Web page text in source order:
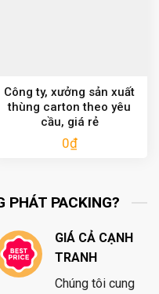
Công ty, xưởng sản xuất
thùng carton theo yêu
cầu, giá rẻ
0₫
PHÁT PACKING?
GIÁ CẢ CẠNH
TRANH
Chúng tôi cung